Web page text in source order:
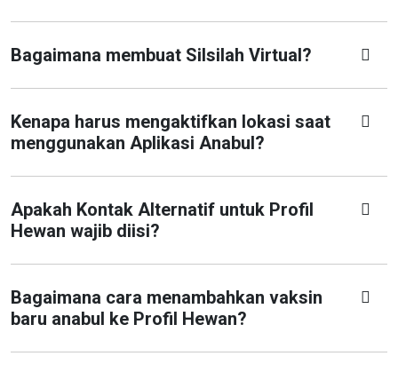
Bagaimana membuat Silsilah Virtual?
Kenapa harus mengaktifkan lokasi saat
menggunakan Aplikasi Anabul?
Apakah Kontak Alternatif untuk Profil
Hewan wajib diisi?
Bagaimana cara menambahkan vaksin
baru anabul ke Profil Hewan?